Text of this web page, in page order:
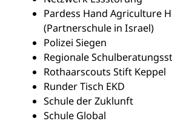
Pardess Hand Agriculture
(Partnerschule in Israel)
Polizei Siegen
Regionale
Rothaarscouts Stift Keppel
Runder Tisch EKD
Schule der Zuklunft
Schule Global